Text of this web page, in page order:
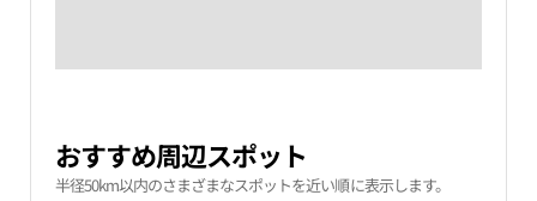
おすすめ周辺スポット
半径50km以内のさまざまなスポットを近い順に表示します。